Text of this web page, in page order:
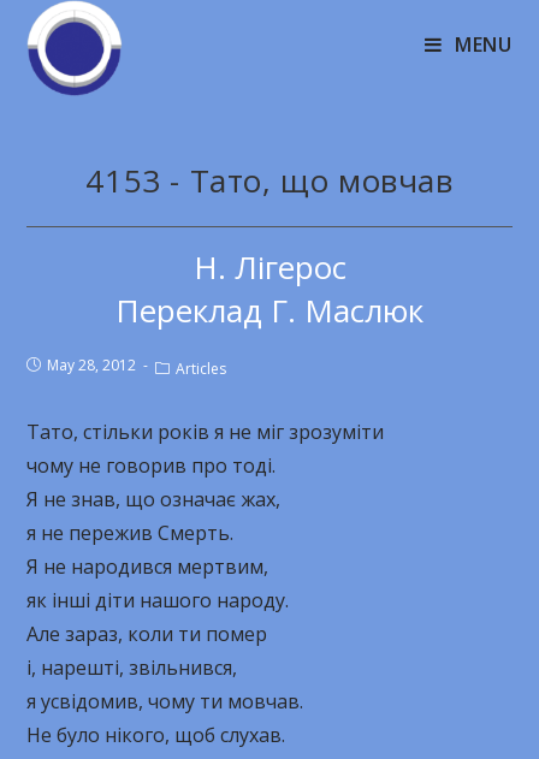
MENU
4153 - Тато, що мовчав
Н. Лігерос
Переклад Г. Маслюк
May 28, 2012 Articles
Тато, стільки років я не міг зрозуміти
чому не говорив про тоді.
Я не знав, що означає жах,
я не пережив Смерть.
Я не народився мертвим,
як інші діти нашого народу.
Але зараз, коли ти помер
і, нарешті, звільнився,
я усвідомив, чому ти мовчав.
Не було нікого, щоб слухав.